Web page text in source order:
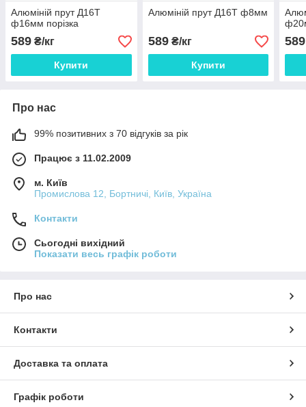
Алюміній прут Д16Т
ф16мм порізка
589 ₴/кг
Купити
Алюміній прут Д16Т ф8мм
589₴/кг
Купити
589
Про нас
99% позитивних з 70 відгуків за рік
Працює з 11.02.2009
м. Київ
Промислова 12, Бортничі, Київ, Україна
Контакти
Сьогодні вихідний
Показати весь графік роботи
Про нас
Контакти
Доставка та оплата
Графік роботи